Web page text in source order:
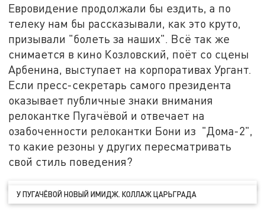
Евровидение продолжали бы ездить, а по
телеку нам бы рассказывали, как это круто,
призывали "болеть за наших". Всё так же
снимается в кино Козловский, поёт со сцены
Арбенина, выступает на корпоративах Ургант.
Если пресс-секретарь самого президента
оказывает публичные знаки внимания
релокантке Пугачёвой и отвечает на
озабоченности релокантки Бони из "Дома-2",
то какие резоны у других пересматривать
свой стиль поведения?
У ПУГАЧЁВОЙ НОВЫЙ ИМИДЖ. КОЛЛАЖ ЦАРЬГРАДА